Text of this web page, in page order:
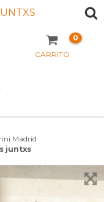
CARRITO
0
Madrid
juntxs